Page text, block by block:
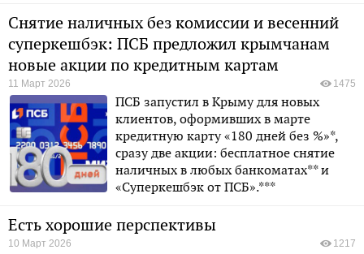
Снятие наличных без комиссии и весенний
суперкешбэк: ПСБ предложил крымчанам
новые акции по кредитным картам
11 Март 2026 1475
ПСБ запустил в Крыму для новых
клиентов, оформивших в марте
кредитную карту «180 дней без %»*,
сразу две акции: бесплатное снятие
наличных в любых банкоматах** и
«Суперкешбэк от ПСБ».***
Есть хорошие перспективы
10 Март 2026 1217